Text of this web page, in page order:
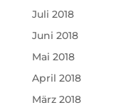
Juli 2018
Juni 2018
Mai 2018
April 2018
März 2018